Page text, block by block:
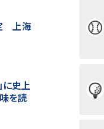
上海
に史上
を読